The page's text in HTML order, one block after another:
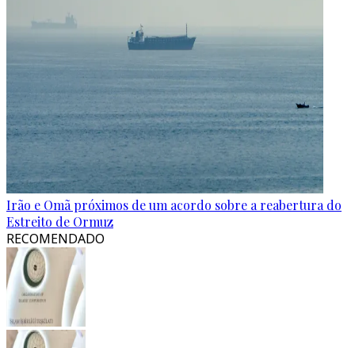
Irão e Omã próximos de um acordo sobre a reabertura do
Estreito de Ormuz
RECOMENDADO